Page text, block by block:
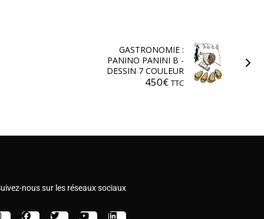
GASTRONOMIE :
PANINO PANINI B -
DESSIN 7 COULEUR
450€ TTC
nous sur les réseaux sociaux